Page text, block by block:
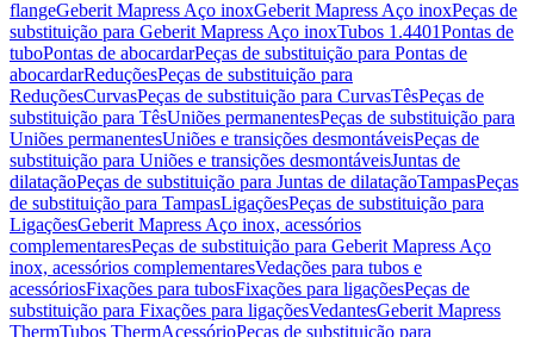
flangeGeberit Mapress Aço inoxGeberit Mapress Aço inoxPeças de
substituição para Geberit Mapress Aço inoxTubos 1.4401Pontas de
tuboPontas de abocardarPeças de substituição para Pontas de
abocardarReduçõesPeças de substituição para
ReduçõesCurvasPeças de substituição para CurvasTêsPeças de
substituição para TêsUniões permanentesPeças de substituição para
Uniões permanentesUniões e transições desmontáveisPeças de
substituição para Uniões e transições desmontáveisJuntas de
dilataçãoPeças de substituição para Juntas de dilataçãoTampasPeças
de substituição para TampasLigaçõesPeças de substituição para
LigaçõesGeberit Mapress Aço inox, acessórios
complementaresPeças de substituição para Geberit Mapress Aço
inox, acessórios complementaresVedações para tubos e
acessóriosFixações para tubosFixações para ligaçõesPeças de
substituição para Fixações para ligaçõesVedantesGeberit Mapress
ThermTubos ThermAcessórioPeças de substituição para